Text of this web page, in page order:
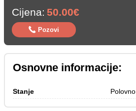
Cijena: 50.00€
Pozovi
Osnovne informacije:
Stanje Polovno